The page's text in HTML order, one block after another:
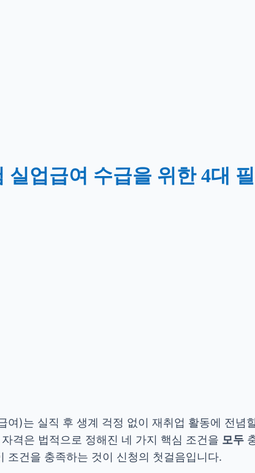
실업급여 수급을 위한 4대
여)는 실직 후 생계 걱정 없이 재취업 활동에 전념
격은 법적으로 정해진 네 가지 핵심 조건을 모두
조건을 충족하는 것이 신청의 첫걸음입니다.